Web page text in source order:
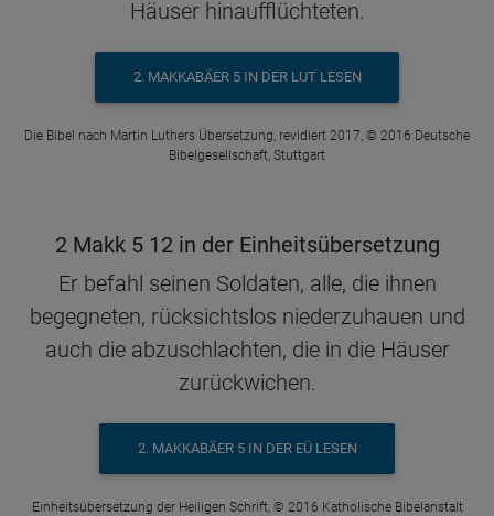
Häuser hinaufflüchteten.
2. MAKKABÄER 5 IN DER LUT LESEN
Die Bibel nach Martin Luthers Übersetzung, revidiert 2017, © 2016 Deutsche
Bibelgesellschaft, Stuttgart
2 Makk 5 12 in der Einheitsübersetzung
Er befahl seinen Soldaten, alle, die ihnen
begegneten, rücksichtslos niederzuhauen und
auch die abzuschlachten, die in die Häuser
zurückwichen.
2. MAKKABÄER 5 IN DER EÜ LESEN
Einheitsübersetzung der Heiligen Schrift, © 2016 Katholische Bibelanstalt